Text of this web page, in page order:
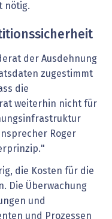
nötig.
der Ausdehnung
zugestimmt
die
weiterhin nicht für
Roger
die Kosten für die
Die Überwachung
und
und Prozessen